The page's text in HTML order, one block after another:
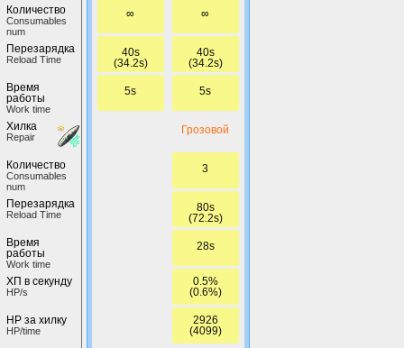
Количество
Сonsumables
num
Перезарядка
Reload Time
Время
работы
Work time
Хилка
Repair
Количество
Сonsumables
num
Перезарядка
Reload Time
Время
работы
Work time
ХП в секунду
HP/s
HP за хилку
HP/time
∞
40s
(34.2s)
5s
∞
40s
(34.2s)
5s
Грозовой
3
80s
(72.2s)
28s
0.5%
(0.6%)
2926
(4099)